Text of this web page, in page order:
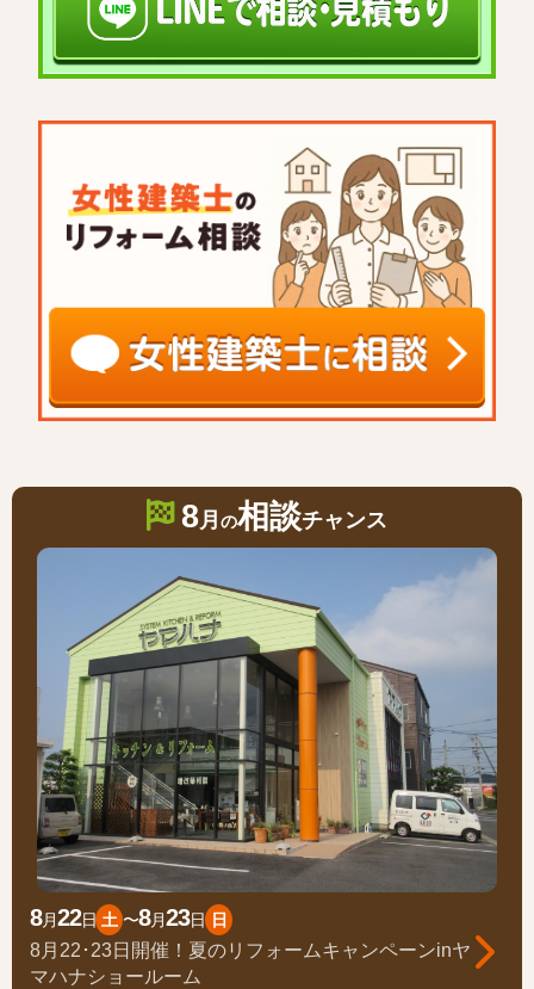
8月 の相談チャンス
8月22日 土 〜8月23日 日
8月22･23日開催！夏のリフォームキャンペーンinヤ
マハナショールーム